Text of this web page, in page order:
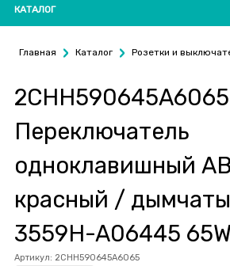
КАТАЛОГ
Главная Каталог Розетки и
Переключатель
одноклавишный
красный /
3559H-A06445 65W
Артикул: 2CHH590645A6065